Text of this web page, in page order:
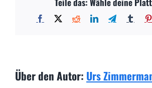
Facebook RedditLinkedInTelegram
Über den Autor: Urs